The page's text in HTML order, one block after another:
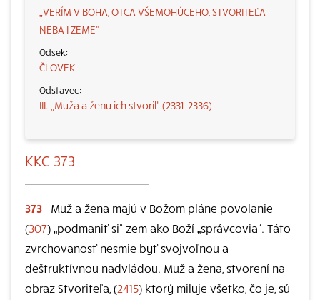
„VERÍM V BOHA, OTCA VŠEMOHÚCEHO, STVORITEĽA
NEBA I ZEME“
ČLOVEK
III. „Muža a ženu ich stvoril“ (2331-2336)
KKC 373
373
Muž a žena majú v Božom pláne povolanie
(307) „podmaniť si“ zem ako Boží „správcovia“. Táto
zvrchovanosť nesmie byť svojvoľnou a
deštruktívnou nadvládou. Muž a žena, stvorení na
obraz Stvoriteľa, (2415) ktorý miluje všetko, čo je, sú